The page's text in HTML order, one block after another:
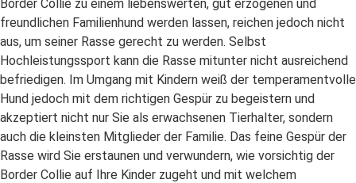
Border Collie zu einem liebenswerten, gut erzogenen und
freundlichen Familienhund werden lassen, reichen jedoch nicht
aus, um seiner Rasse gerecht zu werden. Selbst
Hochleistungssport kann die Rasse mitunter nicht ausreichend
befriedigen. Im Umgang mit Kindern weiß der temperamentvolle
Hund jedoch mit dem richtigen Gespür zu begeistern und
akzeptiert nicht nur Sie als erwachsenen Tierhalter, sondern
auch die kleinsten Mitglieder der Familie. Das feine Gespür der
Rasse wird Sie erstaunen und verwundern, wie vorsichtig der
Border Collie auf Ihre Kinder zugeht und mit welchem